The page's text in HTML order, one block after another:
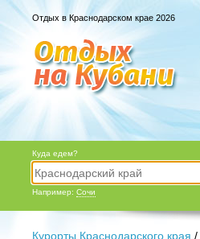
Отдых в Краснодарском крае 2026
Куда едем?
Например: Сочи
Курорты Краснодарского края /